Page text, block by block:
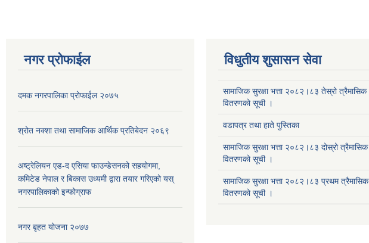
नगर प्रोफाईल
दमक नगरपालिका प्रोफाईल २०७५
श्रोत नक्शा तथा सामाजिक आर्थिक प्रतिबेदन २०६९
अष्ट्रेलियन एड-द एसिया फाउन्डेसनको सहयोगमा,
कमिटेड नेपाल र बिकास उध्यमी द्वारा तयार गरिएको यस्
नगरपालिकाको इन्फोग्राफ
नगर बृहत योजना २०७७
विधुतीय शुसासन सेवा
सामाजिक सुरक्षा भत्ता २०८२।८३ तेस्रो त्रैमासिक
वितरणको सूची ।
वडापत्र तथा हाते पुस्तिका
सामाजिक सुरक्षा भत्ता २०८२।८३ दोस्रो त्रैमासिक
वितरणको सूची ।
सामाजिक सुरक्षा भत्ता २०८२।८३ प्रथम त्रैमासिक
वितरणको सूची ।